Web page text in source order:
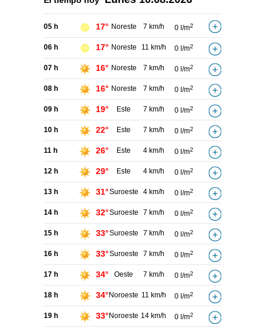
05 h 17° Noreste 7 km/h 0 l/m2
06 h 17° Noreste 11 km/h 0 l/m2
07 h 16° Noreste 7 km/h 0 l/m2
08 h 16° Noreste 7 km/h 0 l/m2
09 h 19° Este 7 km/h 0 l/m2
10 h 22° Este 7 km/h 0 l/m2
11 h 26° Este 4 km/h 0 l/m2
12 h 29° Este 4 km/h 0 l/m2
13 h 31°Suroeste 4 km/h 0 l/m2
14 h 32°Suroeste 7 km/h 0 l/m2
15 h 33°Suroeste 7 km/h 0 l/m2
16 h 33°Suroeste 7 km/h 0 l/m2
17 h 34° Oeste 7 km/h 0 l/m2
18 h 34° Noroeste 11 km/h 0 l/m2
19 h 33° Noroeste 14 km/h 0 l/m2